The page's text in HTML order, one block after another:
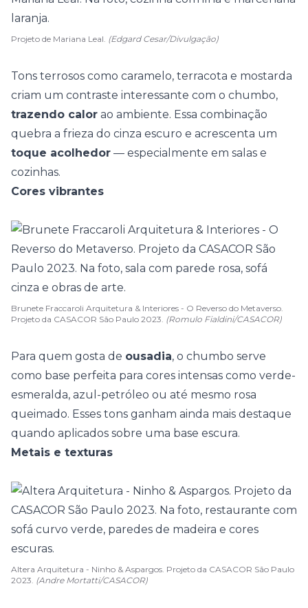
Projeto de Mariana Leal. (Edgard Cesar/Divulgação)
Tons terrosos como caramelo, terracota e mostarda
criam um contraste interessante com o chumbo,
trazendo calor ao ambiente. Essa combinação
quebra a frieza do cinza escuro e acrescenta um
toque acolhedor — especialmente em salas e
cozinhas.
Cores vibrantes
Brunete Fraccaroli Arquitetura & Interiores - O Reverso do Metaverso.
Projeto da CASACOR São Paulo 2023. (Romulo Fialdini/CASACOR)
Para quem gosta de ousadia, o chumbo serve
como base perfeita para cores intensas como verde-
esmeralda, azul-petróleo ou até mesmo rosa
queimado. Esses tons ganham ainda mais destaque
quando aplicados sobre uma base escura.
Metais e texturas
Altera Arquitetura - Ninho & Aspargos. Projeto da CASACOR São Paulo
2023. (Andre Mortatti/CASACOR)